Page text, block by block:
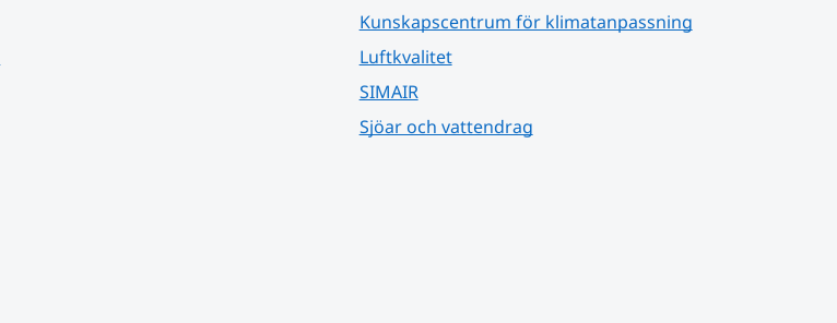
Kunskapscentrum för klimatanpassning
Luftkvalitet
SIMAIR
Sjöar och vattendrag